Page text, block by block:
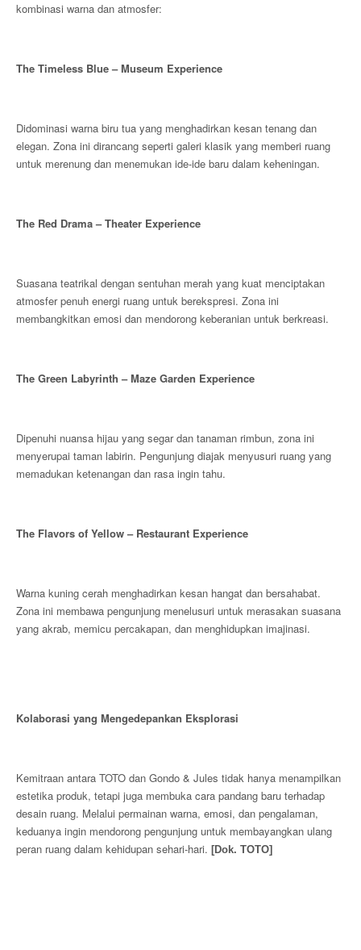
kombinasi warna dan atmosfer:
The Timeless Blue – Museum Experience
Didominasi warna biru tua yang menghadirkan kesan tenang dan
elegan. Zona ini dirancang seperti galeri klasik yang memberi ruang
untuk merenung dan menemukan ide-ide baru dalam keheningan.
The Red Drama – Theater Experience
Suasana teatrikal dengan sentuhan merah yang kuat menciptakan
atmosfer penuh energi ruang untuk berekspresi. Zona ini
membangkitkan emosi dan mendorong keberanian untuk berkreasi.
The Green Labyrinth – Maze Garden Experience
Dipenuhi nuansa hijau yang segar dan tanaman rimbun, zona ini
menyerupai taman labirin. Pengunjung diajak menyusuri ruang yang
memadukan ketenangan dan rasa ingin tahu.
The Flavors of Yellow – Restaurant Experience
Warna kuning cerah menghadirkan kesan hangat dan bersahabat.
Zona ini membawa pengunjung menelusuri untuk merasakan suasana
yang akrab, memicu percakapan, dan menghidupkan imajinasi.
Kolaborasi yang Mengedepankan Eksplorasi
Kemitraan antara TOTO dan Gondo & Jules tidak hanya menampilkan
estetika produk, tetapi juga membuka cara pandang baru terhadap
desain ruang. Melalui permainan warna, emosi, dan pengalaman,
keduanya ingin mendorong pengunjung untuk membayangkan ulang
peran ruang dalam kehidupan sehari-hari. [Dok. TOTO]